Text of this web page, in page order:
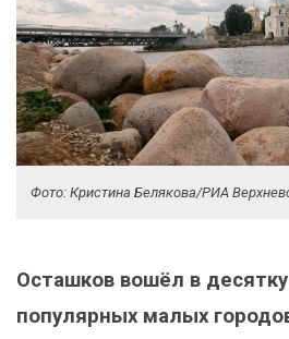
Фото: Кристина Белякова/РИА
Осташков вошёл в
популярных малых